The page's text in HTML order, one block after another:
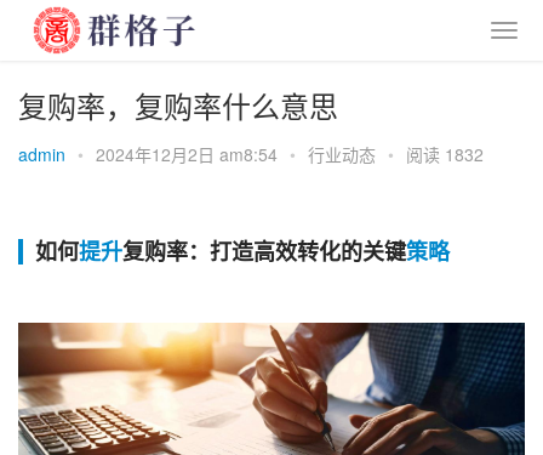
复购率，复购率什么意思
admin • 2024年12月2日 am8:54 • 行业动态 • 阅读 1832
如何提升复购率：打造高效转化的关键策略